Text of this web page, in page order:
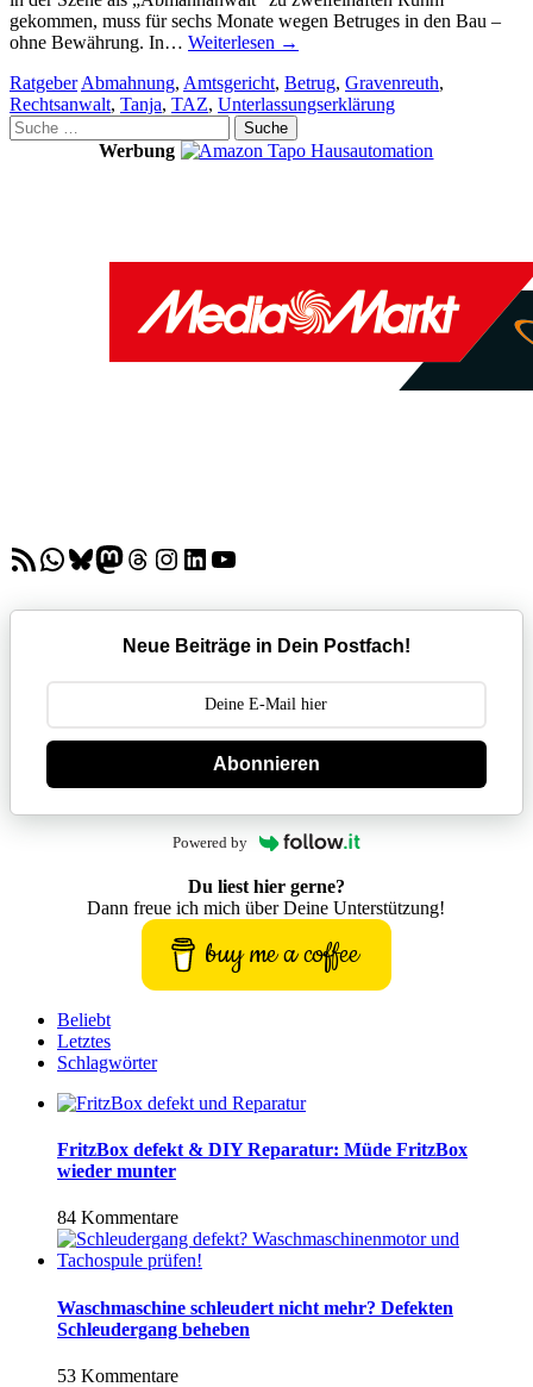
gekommen, muss für sechs Monate wegen Betruges in den Bau –
ohne Bewährung. In… Weiterlesen →
Ratgeber Abmahnung, Amtsgericht, Betrug, Gravenreuth,
Rechtsanwalt, Tanja, TAZ, Unterlassungserklärung
Suche
nach:
Werbung
RSS-FeedWhatsApp
Bluesky
Mastodon
Threads
Instagram
LinkedIn
YouTube
Neue Beiträge in Dein Postfach!
Abonnieren
Powered by
Du liest hier gerne?
Dann freue ich mich über Deine Unterstützung!
buy me a coffee
Beliebt
Letztes
Schlagwörter
FritzBox defekt & DIY Reparatur: Müde FritzBox
wieder munter
84 Kommentare
Waschmaschine schleudert nicht mehr? Defekten
Schleudergang beheben
53 Kommentare